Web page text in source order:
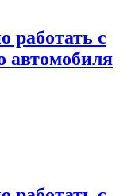
работать с
автомобиля